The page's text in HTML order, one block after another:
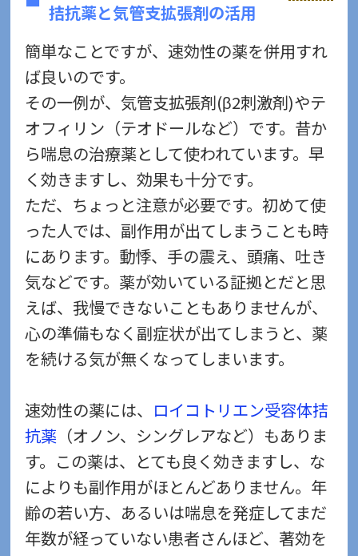
拮抗薬と気管支拡張剤の活用
簡単なことですが、速効性の薬を併用すれ
ば良いのです。
その一例が、気管支拡張剤(β2刺激剤)やテ
オフィリン（テオドールなど）です。昔か
ら喘息の治療薬として使われています。早
く効きますし、効果も十分です。
ただ、ちょっと注意が必要です。初めて使
った人では、副作用が出てしまうことも時
にあります。動悸、手の震え、頭痛、吐き
気などです。薬が効いている証拠とだと思
えば、我慢できないこともありませんが、
心の準備もなく副症状が出てしまうと、薬
を続ける気が無くなってしまいます。
速効性の薬には、 ロイコトリエン受容体拮
抗薬 （オノン、シングレアなど）もありま
す。この薬は、とても良く効きますし、な
によりも副作用がほとんどありません。年
齢の若い方、あるいは喘息を発症してまだ
年数が経っていない患者さんほど、著効を